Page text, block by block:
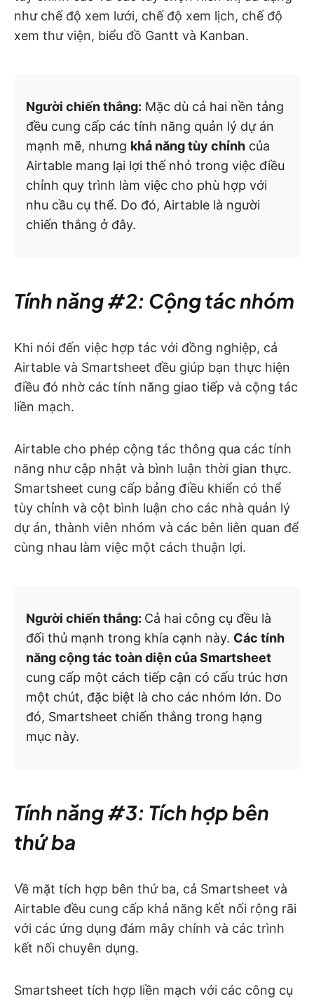
như chế độ xem lưới, chế độ xem lịch, chế độ
xem thư viện, biểu đồ Gantt và Kanban.
Người chiến thắng: Mặc dù cả hai nền tảng
đều cung cấp các tính năng quản lý dự án
mạnh mẽ, nhưng khả năng tùy chỉnh của
Airtable mang lại lợi thế nhỏ trong việc điều
chỉnh quy trình làm việc cho phù hợp với
nhu cầu cụ thể. Do đó, Airtable là người
chiến thắng ở đây.
Tính năng #2: Cộng tác nhóm
Khi nói đến việc hợp tác với đồng nghiệp, cả
Airtable và Smartsheet đều giúp bạn thực hiện
điều đó nhờ các tính năng giao tiếp và cộng tác
liền mạch.
Airtable cho phép cộng tác thông qua các tính
năng như cập nhật và bình luận thời gian thực.
Smartsheet cung cấp bảng điều khiển có thể
tùy chỉnh và cột bình luận cho các nhà quản lý
dự án, thành viên nhóm và các bên liên quan để
cùng nhau làm việc một cách thuận lợi.
Người chiến thắng: Cả hai công cụ đều là
đối thủ mạnh trong khía cạnh này. Các tính
năng cộng tác toàn diện của Smartsheet
cung cấp một cách tiếp cận có cấu trúc hơn
một chút, đặc biệt là cho các nhóm lớn. Do
đó, Smartsheet chiến thắng trong hạng
mục này.
Tính năng #3: Tích hợp bên
thứ ba
Về mặt tích hợp bên thứ ba, cả Smartsheet và
Airtable đều cung cấp khả năng kết nối rộng rãi
với các ứng dụng đám mây chính và các trình
kết nối chuyên dụng.
Smartsheet tích hợp liền mạch với các công cụ